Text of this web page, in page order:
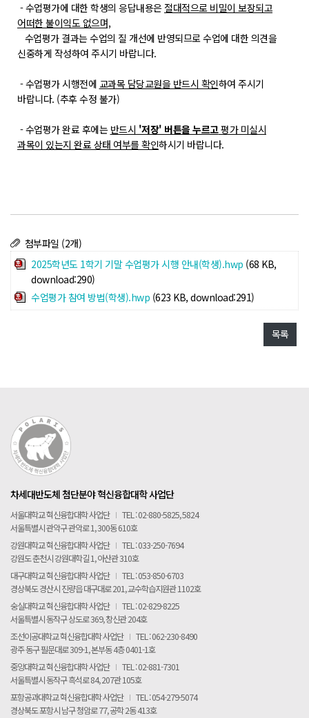
공지사항
News
Q&A
- 수업평가에 대한 학생의 응답내용은 절대적으로 비밀이 보장되고
어떠한 불이익도 없으며,
수업평가 결과는 수업의 질 개선에 반영되므로 수업에 대한 의견을
신중하게 작성하여 주시기 바랍니다.
- 수업평가 시행전에 교과목 담당교원을 반드시 확인하여 주시기
바랍니다. (추후 수정 불가)
- 수업평가 완료 후에는 반드시 '저장' 버튼을 누르고평가 미실시
과목이 있는지 완료 상태 여부를 확인하시기 바랍니다.
첨부파일 (2개)
2025학년도 1학기 기말 수업평가 시행 안내(학생).hwp (68 KB,
download:290)
수업평가 참여 방법(학생).hwp (623 KB, download:291)
목록
차세대반도체 첨단분야 혁신융합대학 사업단
서울대학교 혁신융합대학 사업단 I TEL : 02-880-5825, 5824
서울특별시 관악구 관악로 1, 300동 610호
강원대학교 혁신융합대학 사업단 I TEL : 033-250-7694
강원도 춘천시 강원대학길 1, 아산관 310호
대구대학교 혁신융합대학 사업단 I TEL : 053-850-6703
경상북도 경산시 진량읍 대구대로 201, 교수학습지원관 1102호
숭실대학교 혁신융합대학 사업단 I TEL : 02-829-8225
서울특별시 동작구 상도로 369, 창신관 204호
조선이공대학교 혁신융합대학 사업단 I TEL : 062-230-8490
광주 동구 필문대로 309-1, 본부동 4층 0401-1호
중앙대학교 혁신융합대학 사업단 I TEL : 02-881-7301
서울특별시 동작구 흑석로 84, 207관 105호
포항공과대학교 혁신융합대학 사업단 I TEL : 054-279-5074
경상북도 포항시 남구 청암로 77, 공학 2동 413호